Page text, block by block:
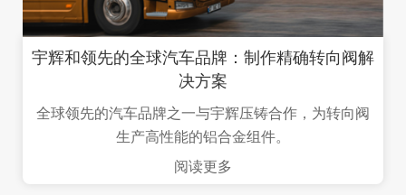
宇辉和领先的全球汽车品牌：制作精确转向阀解
决方案
全球领先的汽车品牌之一与宇辉压铸合作，为转向阀
生产高性能的铝合金组件。
阅读更多